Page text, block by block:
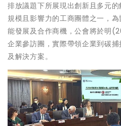
排放議題下所展現出創新且多元
規模且影響力的工商團體之一，
能發展及合作商機，公會將於明
企業參訪團，實際帶領企業到碳
及解決方案。